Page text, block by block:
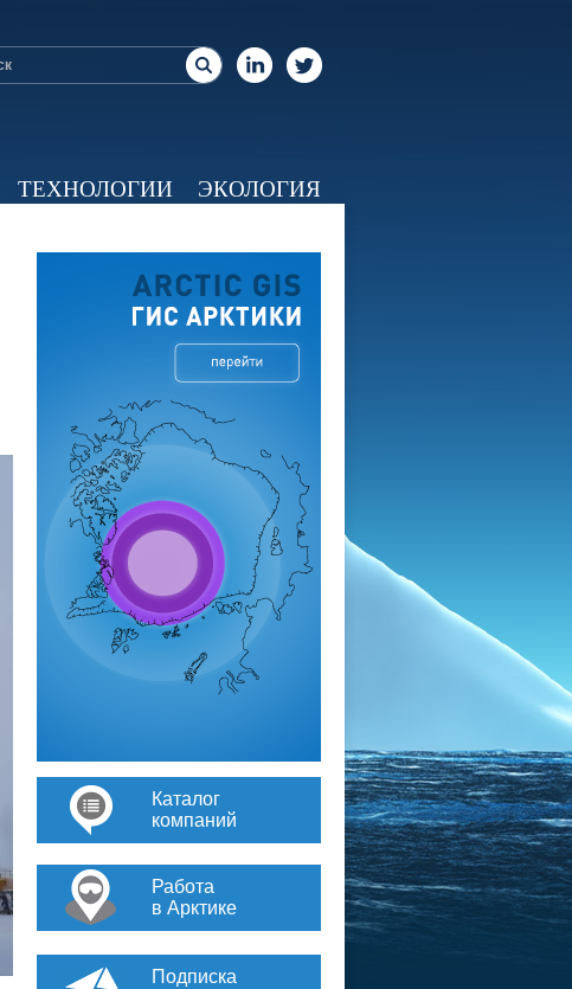
ТЕХНОЛОГИИ
ЭКОЛОГИЯ
Каталог
компаний
Работа
в Арктике
Подписка